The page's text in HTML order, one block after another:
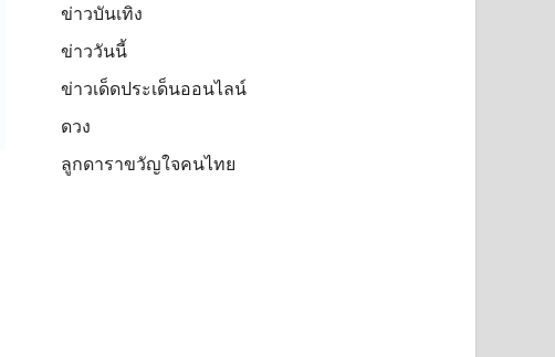
ข่าวบันเทิง
ข่าววันนี้
ข่าวเด็ดประเด็นออนไลน์
ดวง
ลูกดาราขวัญใจคนไทย